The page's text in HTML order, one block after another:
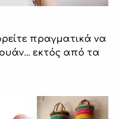
πραγματικά να
εκτός από τα